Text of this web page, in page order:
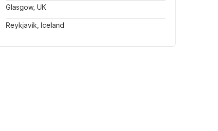
Glasgow, UK
Reykjavík, Iceland